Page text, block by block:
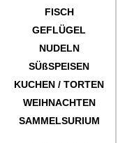
FISCH
GEFLÜGEL
NUDELN
SÜßSPEISEN
KUCHEN / TORTEN
WEIHNACHTEN
SAMMELSURIUM